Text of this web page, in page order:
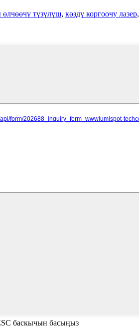
түзүлүш, көздү коргоочу лазер,
баскычын басыңыз